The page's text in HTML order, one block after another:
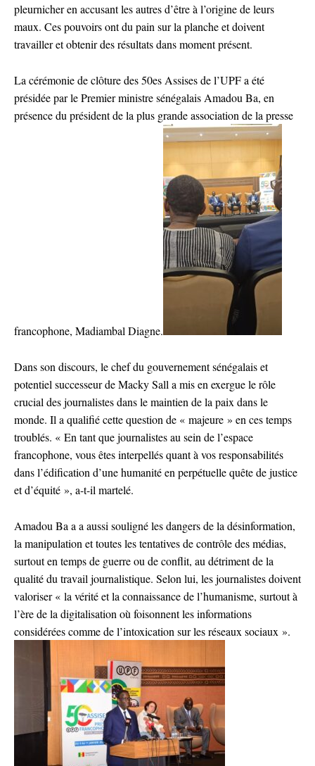
pleurnicher en accusant les autres d’être à l’origine de leurs
maux. Ces pouvoirs ont du pain sur la planche et doivent
travailler et obtenir des résultats dans moment présent.
La cérémonie de clôture des 50es Assises de l’UPF a été
présidée par le Premier ministre sénégalais Amadou Ba, en
présence du président de la plus grande association de la presse
francophone, Madiambal Diagne.
Dans son discours, le chef du gouvernement sénégalais et
potentiel successeur de Macky Sall a mis en exergue le rôle
crucial des journalistes dans le maintien de la paix dans le
monde. Il a qualifié cette question de « majeure » en ces temps
troublés. « En tant que journalistes au sein de l’espace
francophone, vous êtes interpellés quant à vos responsabilités
dans l’édification d’une humanité en perpétuelle quête de justice
et d’équité », a-t-il martelé.
Amadou Ba a a aussi souligné les dangers de la désinformation,
la manipulation et toutes les tentatives de contrôle des médias,
surtout en temps de guerre ou de conflit, au détriment de la
qualité du travail journalistique. Selon lui, les journalistes doivent
valoriser « la vérité et la connaissance de l’humanisme, surtout à
l’ère de la digitalisation où foisonnent les informations
considérées comme de l’intoxication sur les réseaux sociaux ».